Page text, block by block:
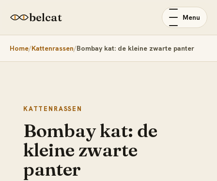
belcat Menu
Home Kattenrassen Bombay kat: de kleine zwarte panter
KATTENRASSEN
Bombay kat: de
kleine zwarte
panter